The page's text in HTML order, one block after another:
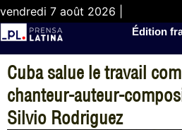
vendredi 7 août 2026 |
Édition
Cuba salue le travail
chanteur-auteur-
Silvio Rodriguez